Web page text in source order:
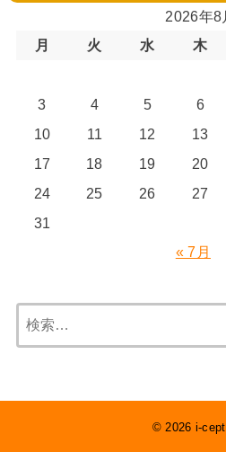
2026年8
月
火 水 木
3
4 5 6
10
11 12 13
17
18 19 20
24
25 26 27
31
« 7月
索:
© 2026 i-cept